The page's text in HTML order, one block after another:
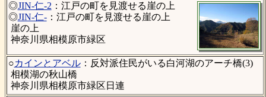
◎JIN-仁-2 ：江戸の町を見渡せる崖の上
◎JIN-仁-：江戸の町を見渡せる崖の上
崖の上
神奈川県相模原市緑区
○カインとアベル：反対派住民がいる白河湖のアーチ橋(3)
相模湖の秋山橋
神奈川県相模原市緑区日連